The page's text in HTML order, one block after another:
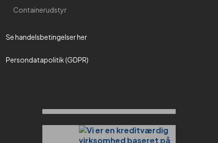
Containerudstyr
Se handelsbetingelser her​
Persondatapolitik (GDPR)